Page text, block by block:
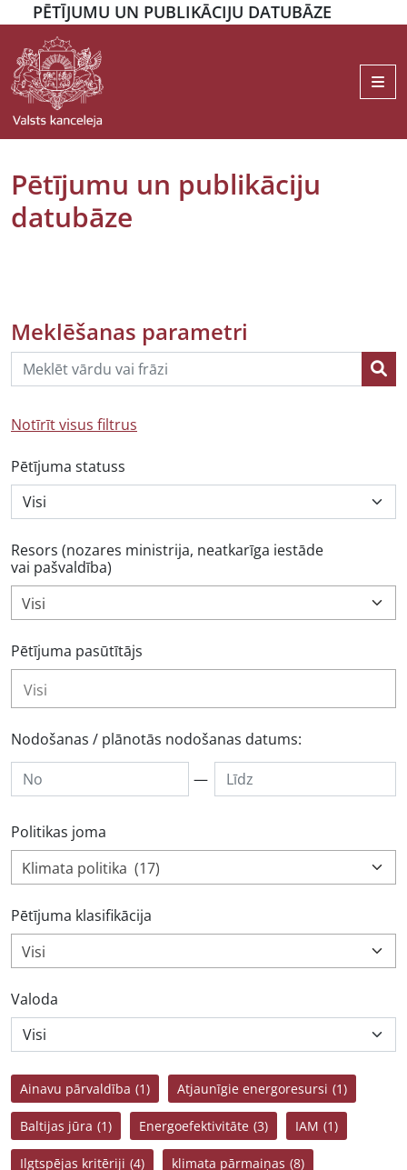
PĒTĪJUMU UN PUBLIKĀCIJU DATUBĀZE
Pētījumu un publikāciju
datubāze
Meklēšanas parametri
Notīrīt visus filtrus
Pētījuma statuss
Resors (nozares ministrija, neatkarīga iestāde
vai pašvaldība)
Visi
Pētījuma pasūtītājs
Nodošanas / plānotās nodošanas datums:
—
Politikas joma
Klimata politika (17)
Pētījuma klasifikācija
Visi
Valoda
Ainavu pārvaldība (1) Atjaunīgie energoresursi (1)
Baltijas jūra (1) Energoefektivitāte (3) IAM (1)
Ilgtspējas kritēriji (4) klimata pārmaiņas (8)